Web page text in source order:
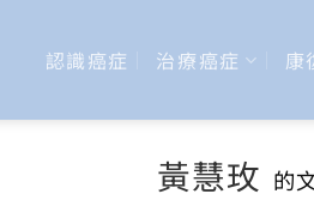
認識癌症 治療癌症 康
黃慧玫 的